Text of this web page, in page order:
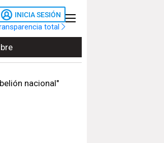
INICIA SESIÓN
total
nacional"